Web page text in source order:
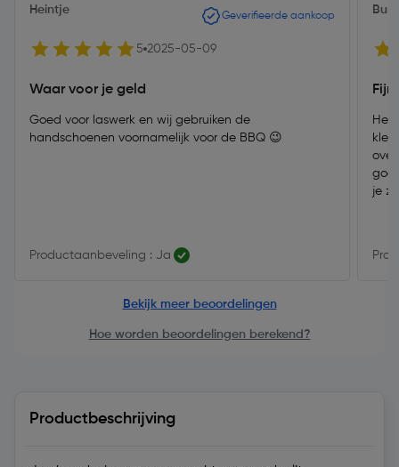
Heintje Geverifieerde aankoop
5 2025-05-09
Waar voor je geld
Goed voor laswerk en wij gebruiken de
handschoenen voornamelijk voor de BBQ 😉
Productaanbeveling : Ja
Het
je
Bekijk meer beoordelingen
Hoe worden beoordelingen berekend?
Productbeschrijving